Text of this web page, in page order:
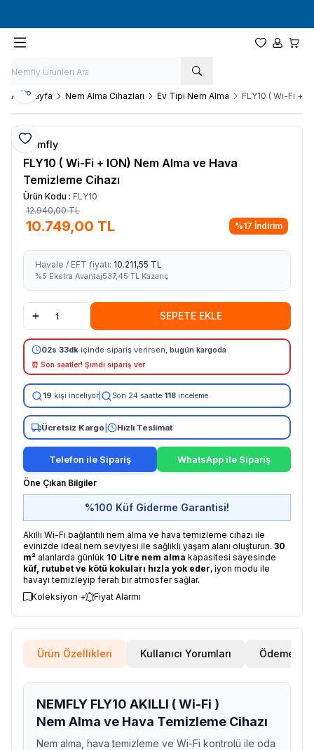
Favorilerim
Hesabım
Sepet
Ana Sayfa Nem Alma Cihazları Ev Tipi Nem Alma FLY10 ( Wi-Fi +
Favoriye Ekle
Paylaş
Nemfly
FLY10 ( Wi-Fi + ION) Nem Alma ve Hava
Temizleme Cihazı
Ürün Kodu : FLY10
12.940,00TL
10.749,00 TL %17 İndirim
Havale / EFT fiyatı: 10.211,55 TL
%5 Ekstra Avantaj537,45 TL Kazanç
SEPETE EKLE
02s 33dkiçinde sipariş verirsen, bugün kargoda
⏰ Son saatler! Şimdi sipariş ver
19 kişi inceliyor| Son 24 saatte 118inceleme
Ücretsiz Kargo Hızlı Teslimat
Telefon ile Sipariş WhatsApp ile Sipariş
Öne Çıkan Bilgiler
%100 Küf Giderme Garantisi!
Akıllı Wi-Fi bağlantılı nem alma ve hava temizleme cihazı ile
evinizde ideal nem seviyesi ile sağlıklı yaşam alanı oluşturun. 30
m² alanlarda günlük 10 Litre nem alma kapasitesi sayesinde
küf, rutubet ve kötü kokuları hızla yok eder, iyon modu ile
havayı temizleyip ferah bir atmosfer sağlar.
Koleksiyon +
Fiyat Alarmı
Ürün Özellikleri Kullanıcı Yorumları Ödeme
NEMFLY FLY10 AKILLI ( Wi-Fi )
Nem Alma ve Hava Temizleme Cihazı
Nem alma, hava temizleme ve Wi-Fi kontrolü ile oda